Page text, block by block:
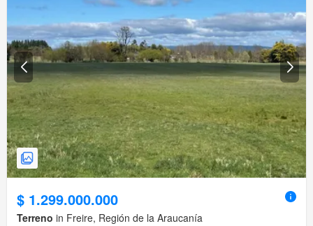
$ 1.299.000.000
Terreno in Freire, Región de la Araucanía